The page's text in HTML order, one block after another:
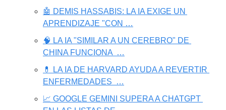
🤖 DEMIS HASSABIS: LA IA EXIGE UN
APRENDIZAJE "CON …
🧠 LA IA "SIMILAR A UN CEREBRO" DE
CHINA FUNCIONA  …
💊 LA IA DE HARVARD AYUDA A REVERTIR
ENFERMEDADES  …
📈 GOOGLE GEMINI SUPERA A CHATGPT